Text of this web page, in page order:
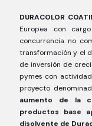
DURACOLOR
Europea con
concurrencia no
transformación y el
de inversión de
pymes con
proyecto
aumento de la
productos base
disolvente de